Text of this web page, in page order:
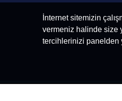
İnternet sitemizin
vermeniz halinde size
tercihlerinizi panelden